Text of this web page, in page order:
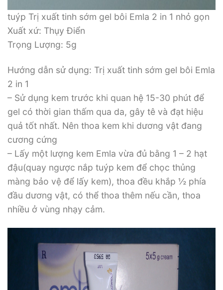
tuýp Trị xuất tinh sớm gel bôi Emla 2 in 1 nhỏ gọn
Xuất xứ: Thụy Điển
Trọng Lượng: 5g
Hướng dẫn sử dụng: Trị xuất tinh sớm gel bôi Emla
2 in 1
– Sử dụng kem trước khi quan hệ 15-30 phút để
gel có thời gian thấm qua da, gây tê và đạt hiệu
quả tốt nhất. Nên thoa kem khi dương vật đang
cương cứng
– Lấy một lượng kem Emla vừa đủ bằng 1 – 2 hạt
đậu(quay ngược nắp tuýp kem để chọc thủng
màng bảo vệ để lấy kem), thoa đều khắp ½ phía
đầu dương vật, có thể thoa thêm nếu cần, thoa
nhiều ở vùng nhạy cảm.